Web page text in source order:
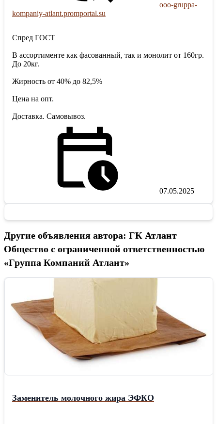
ooo-gruppa-
kompaniy-atlant.promportal.su
Спред ГОСТ
В ассортименте как фасованный, так и монолит от 160гр.
До 20кг.
Жирность от 40% до 82,5%
Цена на опт.
Доставка. Самовывоз.
07.05.2025
Другие объявления автора: ГК Атлант
Общество с ограниченной ответственностью
«Группа Компаний Атлант»
Заменитель молочного жира ЭФКО